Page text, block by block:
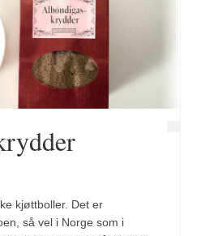
kjøttboller. Det er
så vel i Norge som i